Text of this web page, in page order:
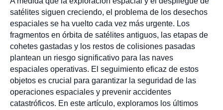
satélites siguen creciendo, el problema de los desechos
espaciales se ha vuelto cada vez más urgente. Los
fragmentos en órbita de satélites antiguos, las etapas de
cohetes gastadas y los restos de colisiones pasadas
plantean un riesgo significativo para las naves
espaciales operativas. El seguimiento eficaz de estos
objetos es crucial para garantizar la seguridad de las
operaciones espaciales y prevenir accidentes
catastróficos. En este artículo, exploramos los últimos